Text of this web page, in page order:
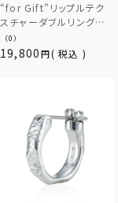
“for Gift”リップルテク
スチャーダブルリングネッ
クレス/シルバー925
19,800 税込
（0）